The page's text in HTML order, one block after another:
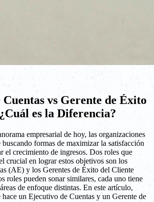
vs Gerente de Éxito
es la Diferencia?
empresarial de hoy, las organizaciones
buscando formas de maximizar la satisfacción
el crecimiento de ingresos. Dos roles que
crucial en lograr estos objetivos son los
(AE) y los Gerentes de Éxito del Cliente
roles pueden sonar similares, cada uno tiene
de enfoque distintas. En este artículo,
un Ejecutivo de Cuentas y un Gerente de